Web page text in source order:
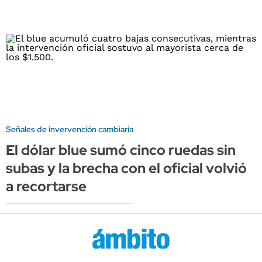
Señales de invervención cambiaria
El dólar blue sumó cinco ruedas sin
subas y la brecha con el oficial volvió
a recortarse